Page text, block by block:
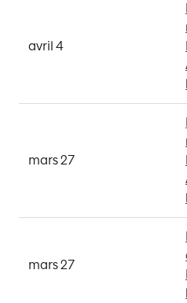
avril 4
mars 27
mars 27